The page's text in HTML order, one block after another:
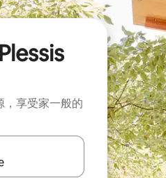
，享受家一般的
，或通过点击或滑动手势浏览。